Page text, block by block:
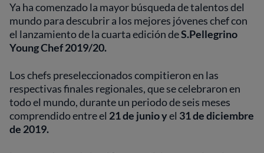
Ya ha comenzado la mayor búsqueda de talentos del
mundo para descubrir a los mejores jóvenes chef con
el lanzamiento de la cuarta edición deS.Pellegrino
Young Chef 2019/20.
Los chefs preseleccionados compitieron en las
respectivas finales regionales, que se celebraron en
todo el mundo, durante un periodo de seis meses
comprendido entre el 21 de junio yel 31 de diciembre
de 2019.